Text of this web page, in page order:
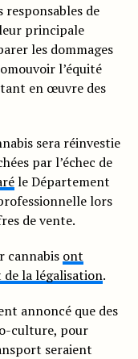
responsables de
principale
les dommages
l’équité
en œuvre des
sera réinvestie
par l’échec de
le Département
lors
de vente.
cannabis ont
la légalisation.
annoncé que des
culture, pour
seraient